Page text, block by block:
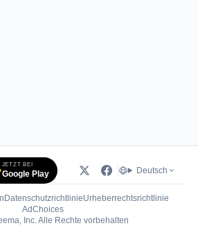
JETZT BEI
Google Play Deutsch
DatenschutzrichtlinieUrheberrechtsrichtlinie
AdChoices(öffnet in neuem Tab)
Inc. Alle Rechte vorbehalten